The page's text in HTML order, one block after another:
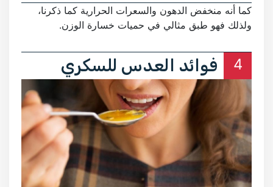
كما أنه منخفض الدهون والسعرات الحرارية كما ذكرنا،
ولذلك فهو طبق مثالي في حميات خسارة الوزن.
4 فوائد العدس للسكري